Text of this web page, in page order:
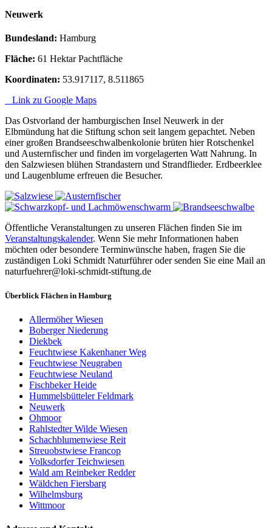
Neuwerk
Bundesland: Hamburg
Fläche: 61 Hektar Pachtfläche
Koordinaten: 53.917117, 8.511865
Link zu Google Maps
Das Ostvorland der hamburgischen Insel Neuwerk in der
Elbmündung hat die Stiftung schon seit langem gepachtet. Neben
einer großen Brandseeschwalbenkolonie brüten hier Rotschenkel
und Austernfischer und finden im vorgelagerten Watt Nahrung. In
den Salzwiesen blühen Strandastern und Strandflieder. Erdbeerklee
und Laugenblume erfreuen die Besucher.
Öffentliche Veranstaltungen zu unseren Flächen finden Sie im
Veranstaltungskalender. Wenn Sie mehr Informationen haben
möchten oder besondere Terminwünsche haben, fragen Sie die
zuständigen Loki Schmidt Naturführer oder senden Sie eine Mail an
naturfuehrer@loki-schmidt-stiftung.de
Überblick Flächen in Hamburg
Allermöher Wiesen
Boberger Niederung
Diekbek
Feuchtwiese Kakenhaner Weg
Feuchtwiese Neugraben
Feuchtwiese Neuland
Fischbeker Heide
Hummelsbütteler Feldmark
Neuwerk
Ohmoor
Rahlstedter Wilde Wiesen
Schachblumenwiese Reit
Streuobstwiese Francop
Volksdorfer Teichwiesen
Wald am Reinbeker Redder
Wäldchen Fiersbarg
Wilhelmsburg
Wittmoor